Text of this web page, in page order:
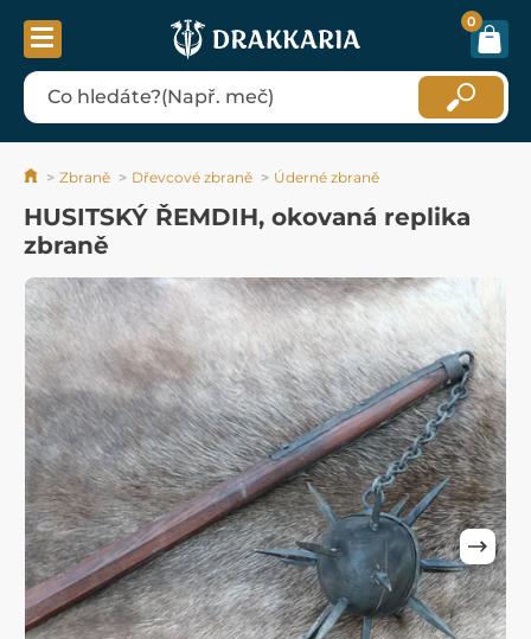
0
Zbraně Dřevcové zbraně Úderné zbraně
HUSITSKÝ ŘEMDIH, okovaná replika
zbraně